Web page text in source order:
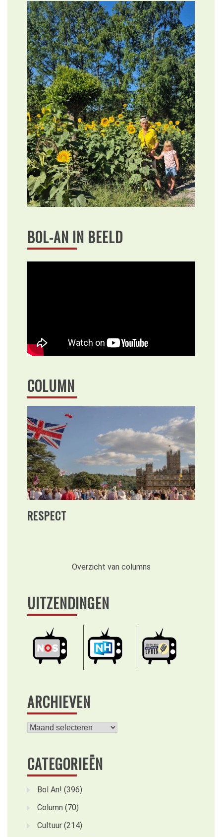
BOL-AN IN BEELD
COLUMN
RESPECT
Overzicht van columns
UITZENDINGEN
ARCHIEVEN
Archieven
CATEGORIEËN
Bol An! (396)
Column (70)
Cultuur (214)